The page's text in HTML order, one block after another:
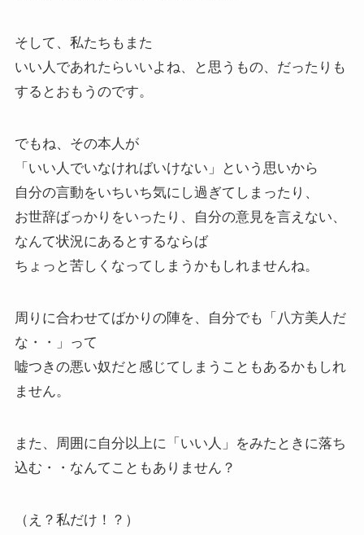
そして、私たちもまた
いい人であれたらいいよね、と思うもの、だったりも
するとおもうのです。
でもね、その本人が
「いい人でいなければいけない」という思いから
自分の言動をいちいち気にし過ぎてしまったり、
お世辞ばっかりをいったり、自分の意見を言えない、
なんて状況にあるとするならば
ちょっと苦しくなってしまうかもしれませんね。
周りに合わせてばかりの陣を、自分でも「八方美人だ
な・・」って
嘘つきの悪い奴だと感じてしまうこともあるかもしれ
ません。
また、周囲に自分以上に「いい人」をみたときに落ち
込む・・なんてこともありません？
（え？私だけ！？）